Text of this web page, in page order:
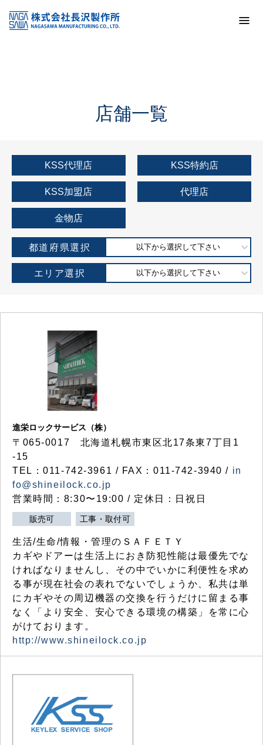
KSS加盟店・取扱店情報
店舗一覧
店舗一覧
KSS代理店 KSS特約店
KSS加盟店 代理店
金物店
都道府県選択 以下から選択して下さい
エリア選択 以下から選択して下さい
進栄ロックサービス（株）
〒065-0017 北海道札幌市東区北17条東7丁目1
-15
TEL：011-742-3961 / FAX：011-742-3940 / in
fo@shineilock.co.jp
営業時間：8:30〜19:00 / 定休日：日祝日
販売可 工事・取付可
生活/生命/情報・管理のＳＡＦＥＴＹ
カギやドアーは生活上におき防犯性能は最優先でな
ければなりませんし、その中でいかに利便性を求め
る事が現在社会の表れでないでしょうか、私共は単
にカギやその周辺機器の交換を行うだけに留まる事
なく「より安全、安心できる環境の構築」を常に心
がけております。
http://www.shineilock.co.jp